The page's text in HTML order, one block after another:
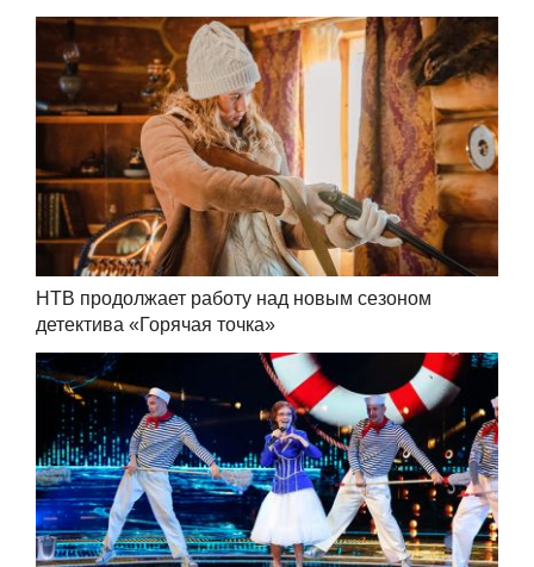
НТВ продолжает работу над новым сезоном
детектива «Горячая точка»